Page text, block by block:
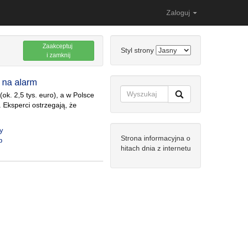
Zaloguj
Zaakceptuj
i zamknij
alarm
2,5 tys. euro), a w Polsce
Eksperci ostrzegają, że
Styl strony
Strona informacyjna o
hitach dnia z internetu